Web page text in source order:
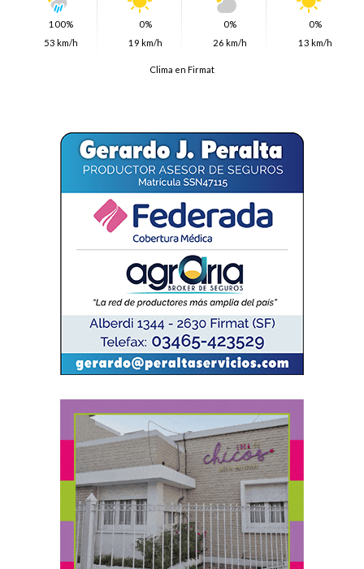
100%
53 km/h
0%
19 km/h
0%
26 km/h
0%
13 km/h
Clima en Firmat